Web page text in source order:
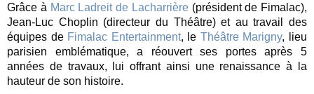
Grâce à Marc Ladreit de Lacharrière (président de Fimalac),
Jean-Luc Choplin (directeur du Théâtre) et au travail des
équipes de Fimalac Entertainment, le Théâtre Marigny, lieu
parisien emblématique, a réouvert ses portes après 5
années de travaux, lui offrant ainsi une renaissance à la
hauteur de son histoire.